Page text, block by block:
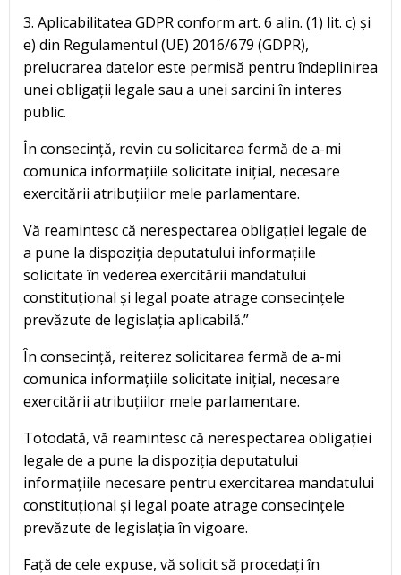
3. Aplicabilitatea GDPR conform art. 6 alin. (1) lit. c) și
e) din Regulamentul (UE) 2016/679 (GDPR),
prelucrarea datelor este permisă pentru îndeplinirea
unei obligații legale sau a unei sarcini în interes
public.
În consecință, revin cu solicitarea fermă de a-mi
comunica informațiile solicitate inițial, necesare
exercitării atribuțiilor mele parlamentare.
Vă reamintesc că nerespectarea obligației legale de
a pune la dispoziția deputatului informațiile
solicitate în vederea exercitării mandatului
constituțional și legal poate atrage consecințele
prevăzute de legislația aplicabilă.”
În consecință, reiterez solicitarea fermă de a-mi
comunica informațiile solicitate inițial, necesare
exercitării atribuțiilor mele parlamentare.
Totodată, vă reamintesc că nerespectarea obligației
legale de a pune la dispoziția deputatului
informațiile necesare pentru exercitarea mandatului
constituțional și legal poate atrage consecințele
prevăzute de legislația în vigoare.
Față de cele expuse, vă solicit să procedați în